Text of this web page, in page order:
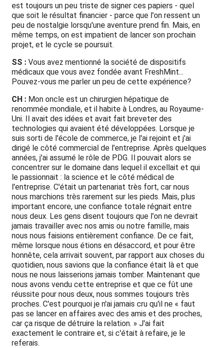
est toujours un peu triste de signer ces papiers - quel
que soit le résultat financier - parce que l'on ressent un
peu de nostalgie lorsqu'une aventure prend fin. Mais, en
même temps, on est impatient de lancer son prochain
projet, et le cycle se poursuit.
SS : Vous avez mentionné la société de dispositifs
médicaux que vous avez fondée avant FreshMint...
Pouvez-vous me parler un peu de cette expérience?
CH : Mon oncle est un chirurgien hépatique de
renommée mondiale, et il habite à Londres, au Royaume-
Uni. Il avait des idées et avait fait breveter des
technologies qui avaient été développées. Lorsque je
suis sorti de l'école de commerce, je l'ai rejoint et j'ai
dirigé le côté commercial de l'entreprise. Après quelques
années, j'ai assumé le rôle de PDG. Il pouvait alors se
concentrer sur le domaine dans lequel il excellait et qui
le passionnait : la science et le côté médical de
l'entreprise. C'était un partenariat très fort, car nous
nous marchions très rarement sur les pieds. Mais, plus
important encore, une confiance totale régnait entre
nous deux. Les gens disent toujours que l'on ne devrait
jamais travailler avec nos amis ou notre famille, mais
nous nous faisions entièrement confiance. De ce fait,
même lorsque nous étions en désaccord, et pour être
honnête, cela arrivait souvent, par rapport aux choses du
quotidien, nous savions que la confiance était là et que
nous ne nous laisserions jamais tomber. Maintenant que
nous avons vendu cette entreprise et que ce fût une
réussite pour nous deux, nous sommes toujours très
proches. C'est pourquoi je n'ai jamais cru qu'il ne « faut
pas se lancer en affaires avec des amis et des proches,
car ça risque de détruire la relation. » J'ai fait
exactement le contraire et, si c'était à refaire, je le
referais.